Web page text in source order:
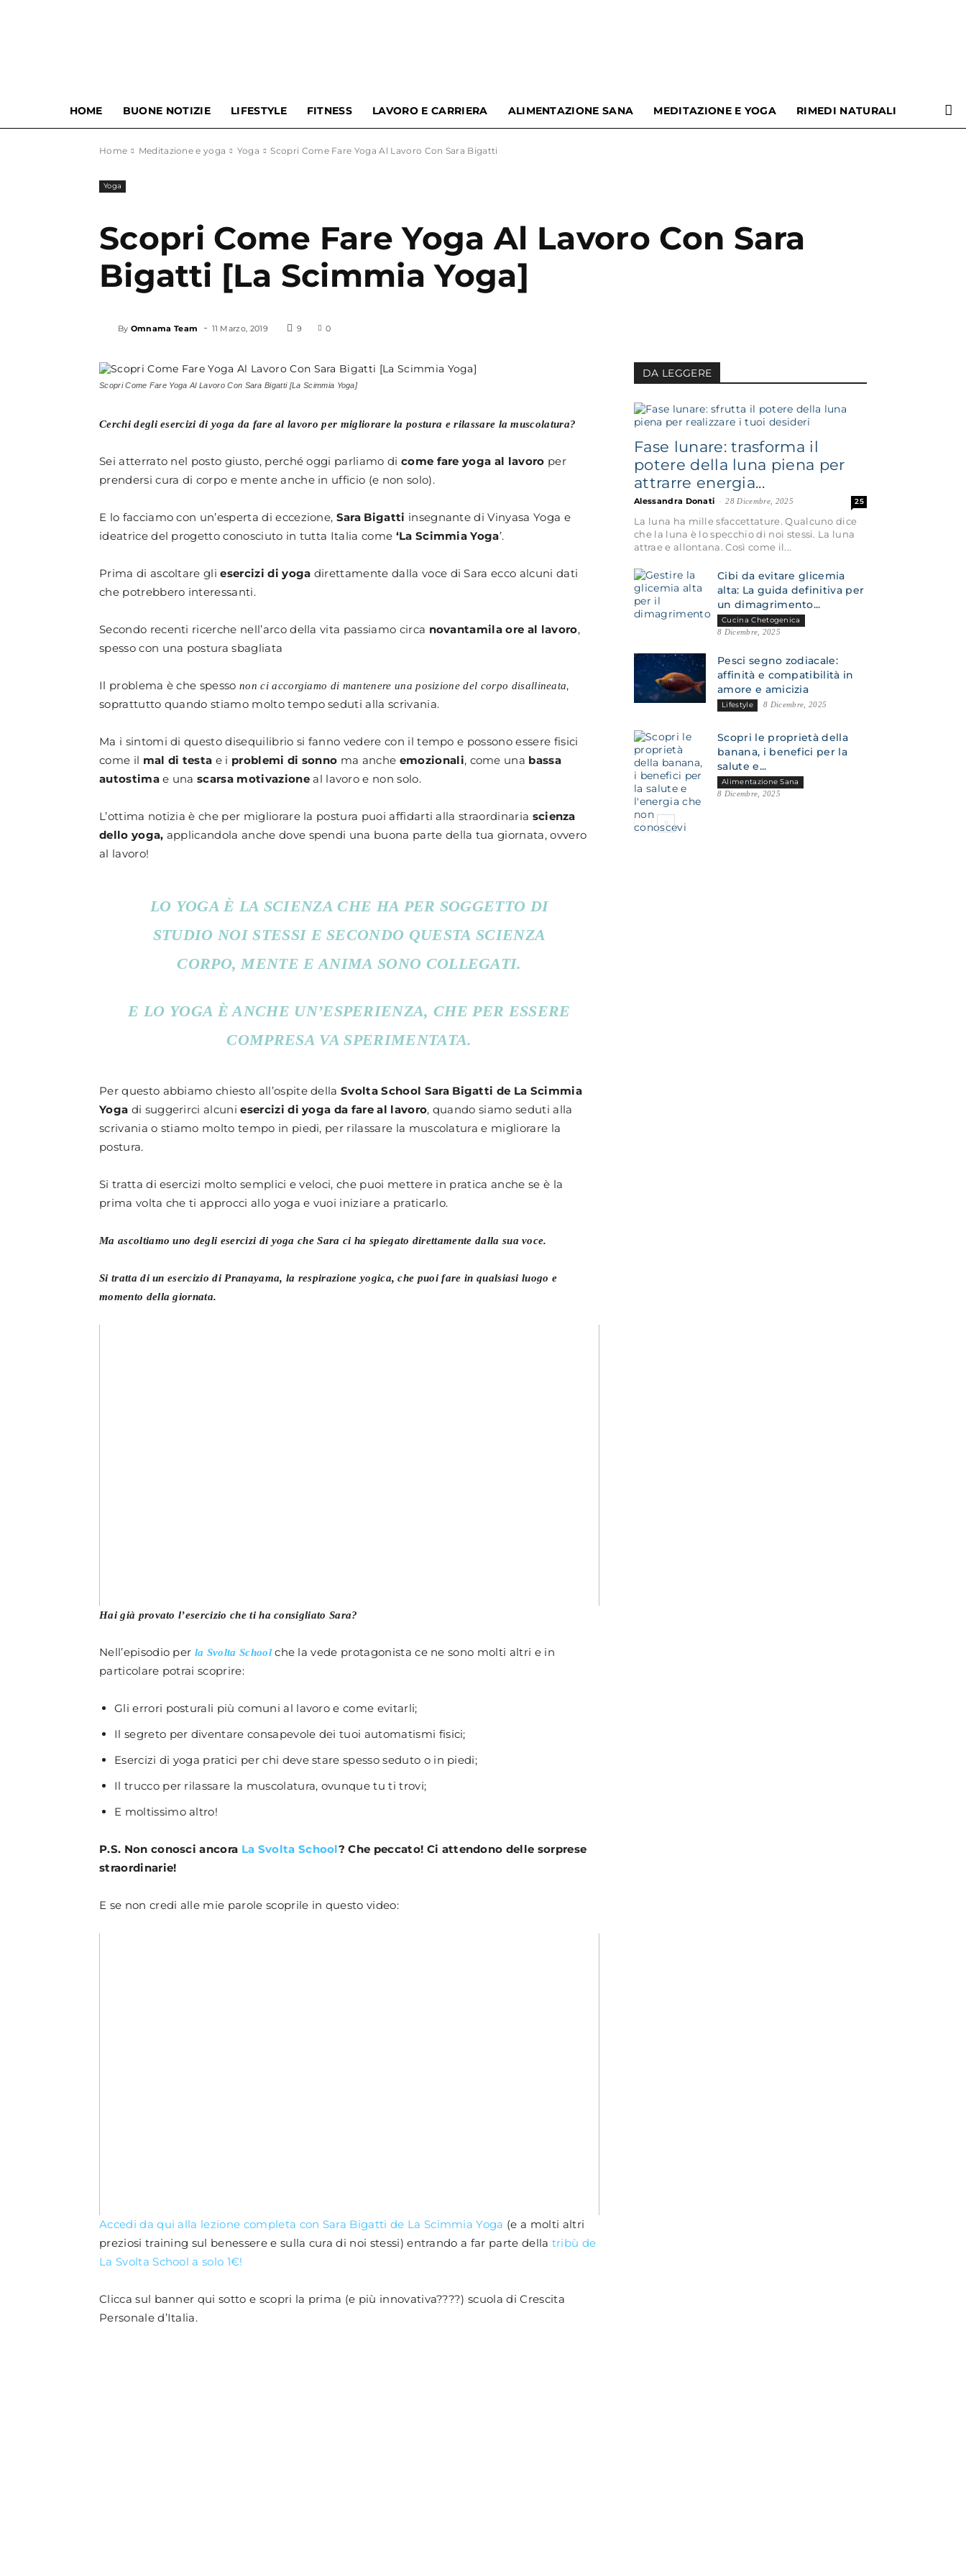
Omnama
HOME BUONE NOTIZIE LIFESTYLE FITNESS LAVORO E CARRIERA ALIMENTAZIONE SANA MEDITAZIONE E YOGA RIMEDI NATURALI
Home Meditazione e yoga Yoga Scopri Come Fare Yoga Al Lavoro Con Sara Bigatti
Yoga
Scopri Come Fare Yoga Al Lavoro Con Sara
Bigatti [La Scimmia Yoga]
By Omnama Team - 11 Marzo, 2019 9 0
Scopri Come Fare Yoga Al Lavoro Con Sara Bigatti [La Scimmia Yoga]
Cerchi degli esercizi di yoga da fare al lavoro per migliorare la postura e rilassare la muscolatura?
Sei atterrato nel posto giusto, perché oggi parliamo di come fare yoga al lavoro per
prendersi cura di corpo e mente anche in ufficio (e non solo).
E lo facciamo con un’esperta di eccezione, Sara Bigatti insegnante di Vinyasa Yoga e
ideatrice del progetto conosciuto in tutta Italia come ‘La Scimmia Yoga’.
Prima di ascoltare gli esercizi di yoga direttamente dalla voce di Sara ecco alcuni dati
che potrebbero interessanti.
Secondo recenti ricerche nell’arco della vita passiamo circa novantamila ore al lavoro,
spesso con una postura sbagliata
Il problema è che spesso non ci accorgiamo di mantenere una posizione del corpo disallineata,
soprattutto quando stiamo molto tempo seduti alla scrivania.
Ma i sintomi di questo disequilibrio si fanno vedere con il tempo e possono essere fisici
come il mal di testa e i problemi di sonno ma anche emozionali, come una bassa
autostimae unascarsa motivazioneal lavoro e non solo.
L’ottima notizia è che per migliorare la postura puoi affidarti alla straordinaria scienza
dello yoga, applicandola anche dove spendi una buona parte della tua giornata, ovvero
al lavoro!
LO YOGA È LA SCIENZA CHE HA PER SOGGETTO DI
STUDIO NOI STESSI E SECONDO QUESTA SCIENZA
CORPO, MENTE E ANIMA SONO COLLEGATI.
E LO YOGA È ANCHE UN’ESPERIENZA, CHE PER ESSERE
COMPRESA VA SPERIMENTATA.
Per questo abbiamo chiesto all’ospite dellaSvolta School Sara Bigatti de La Scimmia
Yoga di suggerirci alcuniesercizi di yoga da fare al lavoro, quando siamo seduti alla
scrivania o stiamo molto tempo in piedi, per rilassare la muscolatura e migliorare la
postura.
Si tratta di esercizi molto semplici e veloci, che puoi mettere in pratica anche se è la
prima volta che ti approcci allo yoga e vuoi iniziare a praticarlo.
Ma ascoltiamo uno degli esercizi di yoga che Sara ci ha spiegato direttamente dalla sua voce.
Si tratta di un esercizio di Pranayama, la respirazione yogica, che puoi fare in qualsiasi luogo e
momento della giornata.
Hai già provato l’esercizio che ti ha consigliato Sara?
Nell’episodio per la Svolta School che la vede protagonista ce ne sono molti altri e in
particolare potrai scoprire:
Gli errori posturali più comuni al lavoro e come evitarli;
Il segreto per diventare consapevole dei tuoi automatismi fisici;
Esercizi di yoga pratici per chi deve stare spesso seduto o in piedi;
Il trucco per rilassare la muscolatura, ovunque tu ti trovi;
E moltissimo altro!
P.S. Non conosci ancora La Svolta School? Che peccato! Ci attendono delle sorprese
straordinarie!
E se non credi alle mie parole scoprile in questo video:
Accedi da qui alla lezione completa con Sara Bigatti de La Scimmia Yoga (e a molti altri
preziosi training sul benessere e sulla cura di noi stessi) entrando a far parte della tribù de
La Svolta School a solo 1€!
Clicca sul banner qui sotto e scopri la prima (e più innovativa????) scuola di Crescita
Personale d’Italia.
DA LEGGERE
Fase lunare: trasforma il
potere della luna piena per
attrarre energia...
Alessandra Donati 28 Dicembre, 2025 25
La luna ha mille sfaccettature. Qualcuno dice
che la luna è lo specchio di noi stessi. La luna
attrae e allontana. Così come il...
Cibi da evitare glicemia
alta: La guida definitiva per
un dimagrimento...
Cucina Chetogenica
8 Dicembre, 2025
Pesci segno zodiacale:
affinità e compatibilità in
amore e amicizia
Lifestyle 8 Dicembre, 2025
Scopri le proprietà della
banana, i benefici per la
salute e...
Alimentazione Sana
8 Dicembre, 2025